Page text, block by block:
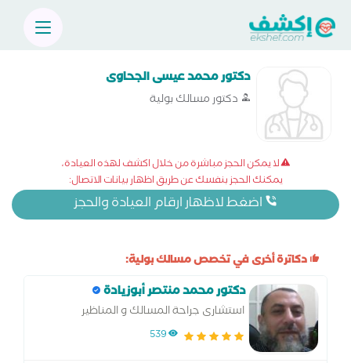
دكتور محمد عيسى الجحاوى
دكتور مسالك بولية
لا يمكن الحجز مباشرة من خلال اكشف لهذه العيادة،
يمكنك الحجز بنفسك عن طريق اظهار بيانات الاتصال:
اضغط لاظهار ارقام العيادة والحجز
دكاترة أخرى في تخصص مسالك بولية:
دكتور محمد منتصر أبوزيادة
استشارى جراحة المسالك و المناظير
539